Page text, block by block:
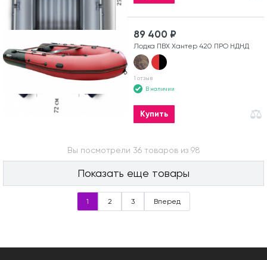
89 400 ₽
Лодка ПВХ Хантер 420 ПРО НДНД
1 отзыв
В наличии
Купить
Вы посмотрели 36 товаров из 98
Показать еще товары
1 2 3 Вперед